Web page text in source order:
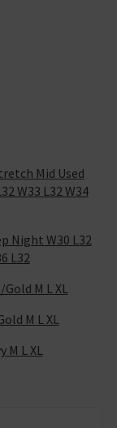
Mid Used
W33 L32 W34
Night W30 L32
L32
M L XL
M L XL
L XL